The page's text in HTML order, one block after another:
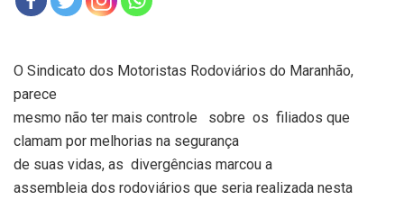
O Sindicato dos Motoristas Rodoviários do Maranhão,
parece
mesmo não ter mais controle
sobre os filiados que
clamam por melhorias na segurança
de suas vidas, as divergências marcou a
assembleia dos rodoviários que seria realizada nesta